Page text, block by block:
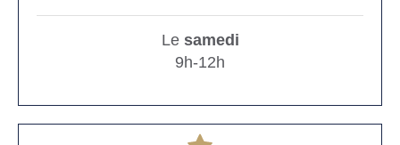
Le samedi
9h-12h